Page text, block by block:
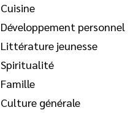
Cuisine
Développement personnel
Littérature jeunesse
Spiritualité
Famille
Culture générale